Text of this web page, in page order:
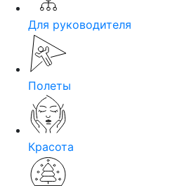
Для руководителя
Полеты
Красота